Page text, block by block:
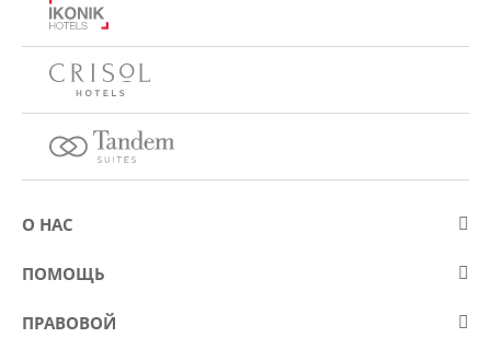
О НАС
О компании Eurostars Hotel Company
Kонкурсы
ПОМОЩЬ
Контакт
ПРАВОВОЙ